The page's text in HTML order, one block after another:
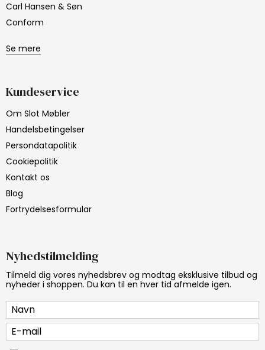
Carl Hansen & Søn
Conform
Se mere
Kundeservice
Om Slot Møbler
Handelsbetingelser
Persondatapolitik
Cookiepolitik
Kontakt os
Blog
Fortrydelsesformular
Nyhedstilmelding
Tilmeld dig vores nyhedsbrev og modtag eksklusive tilbud og
nyheder i shoppen. Du kan til en hver tid afmelde igen.